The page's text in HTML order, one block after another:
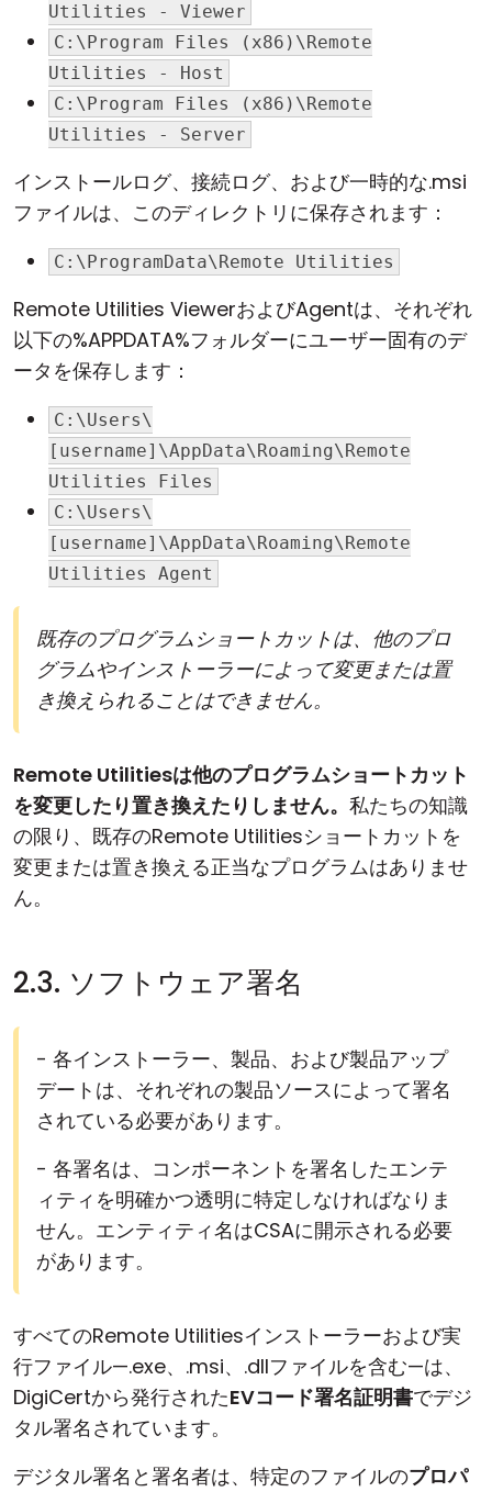
Utilities - Viewer
C:\Program Files (x86)\Remote
Utilities - Host
C:\Program Files (x86)\Remote
Utilities - Server
インストールログ、接続ログ、および一時的な.msi
ファイルは、このディレクトリに保存されます：
C:\ProgramData\Remote Utilities
Remote Utilities ViewerおよびAgentは、それぞれ
以下の%APPDATA%フォルダーにユーザー固有のデ
ータを保存します：
C:\Users\
[username]\AppData\Roaming\Remote
Utilities Files
C:\Users\
[username]\AppData\Roaming\Remote
Utilities Agent
既存のプログラムショートカットは、他のプロ
グラムやインストーラーによって変更または置
き換えられることはできません。
Remote Utilitiesは他のプログラムショートカット
を変更したり置き換えたりしません。 私たちの知識
の限り、既存のRemote Utilitiesショートカットを
変更または置き換える正当なプログラムはありませ
ん。
2.3. ソフトウェア署名
- 各インストーラー、製品、および製品アップ
デートは、それぞれの製品ソースによって署名
されている必要があります。
- 各署名は、コンポーネントを署名したエンテ
ィティを明確かつ透明に特定しなければなりま
せん。エンティティ名はCSAに開示される必要
があります。
すべてのRemote Utilitiesインストーラーおよび実
行ファイル—.exe、.msi、.dllファイルを含む—は、
DigiCertから発行されたEVコード署名証明書でデジ
タル署名されています。
デジタル署名と署名者は、特定のファイルのプロパ